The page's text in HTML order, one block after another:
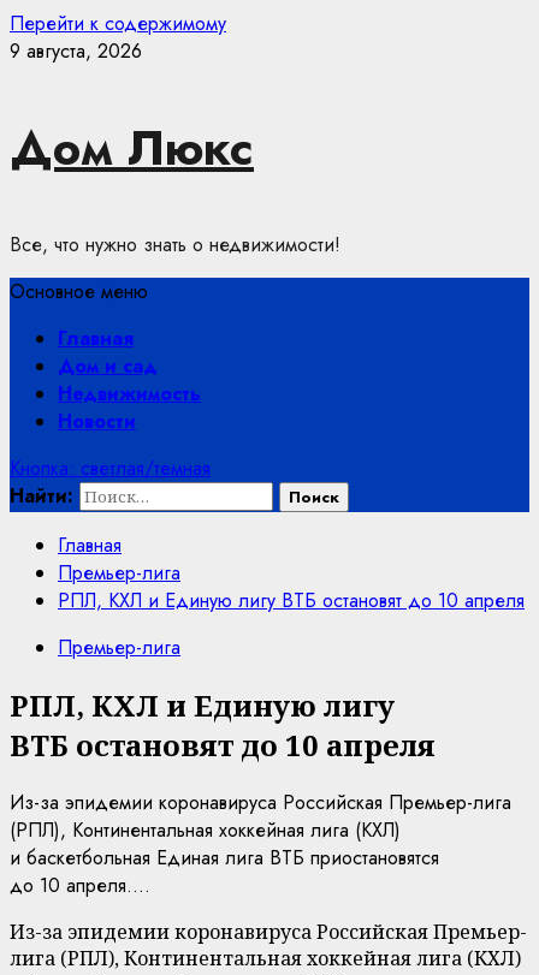
Перейти к содержимому
9 августа, 2026
Дом Люкс
Все, что нужно знать о недвижимости!
Основное меню
Главная
Дом и сад
Недвижимость
Новости
Кнопка: светлая/темная
Найти:
Главная
Премьер-лига
РПЛ, КХЛ и Единую лигу ВТБ остановят до 10 апреля
Премьер-лига
РПЛ, КХЛ и Единую лигу
ВТБ остановят до 10 апреля
Из-за эпидемии коронавируса Российская Премьер-лига
(РПЛ), Континентальная хоккейная лига (КХЛ)
и баскетбольная Единая лига ВТБ приостановятся
до 10 апреля....
Из-за эпидемии коронавируса Российская Премьер-
лига (РПЛ), Континентальная хоккейная лига (КХЛ)